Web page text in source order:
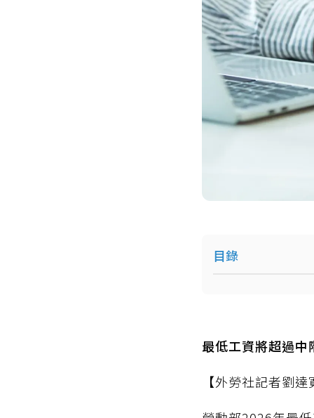
目錄
最低工資將超過
【外勞社記者劉